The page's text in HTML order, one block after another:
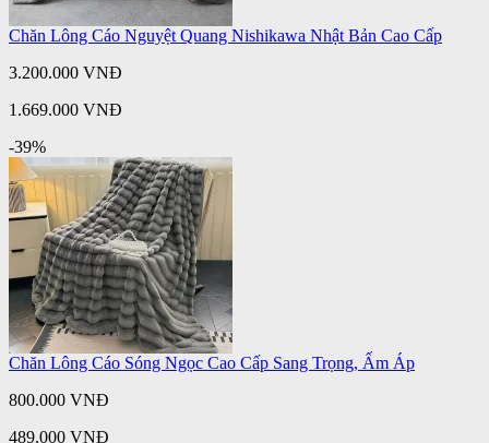
Chăn Lông Cáo Nguyệt Quang Nishikawa Nhật Bản Cao Cấp
3.200.000 VNĐ
1.669.000 VNĐ
-39%
Chăn Lông Cáo Sóng Ngọc Cao Cấp Sang Trọng, Ấm Áp
800.000 VNĐ
489.000 VNĐ